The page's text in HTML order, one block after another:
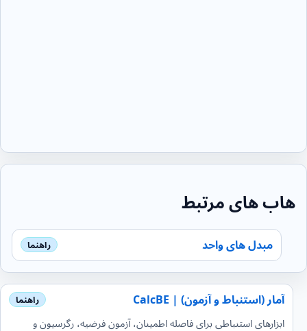
هاب های مرتبط
مبدل های واحد
آمار (استنباط و آزمون) | CalcBE
ابزارهای استنباطی برای فاصله اطمینان، آزمون فرضیه، رگرسیون و